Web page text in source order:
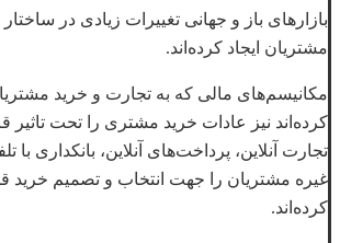
بازارهای باز و جهانی تغییرات زیادی در ساختار
مشتریان ایجاد کرده‌اند.
مکانیسم‌های مالی که به تجارت و خرید
کرده‌اند نیز عادات خرید مشتری را تحت تاثیر
تجارت آنلاین، پرداخت‌های آنلاین، بانکداری با
غیره مشتریان را جهت انتخاب و تصمیم خرید
کرده‌اند.